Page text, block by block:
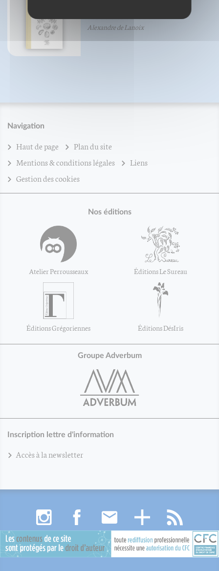
Alexandre de Lanoix
Navigation
Haut de page
Plan du site
Mentions & conditions légales
Liens
Gestion des cookies
Nos éditions
Atelier Perrousseaux Éditions Le Sureau
Éditions Grégoriennes Éditions DésIris
Groupe Adverbum
Inscription lettre d'information
Accès à la newsletter